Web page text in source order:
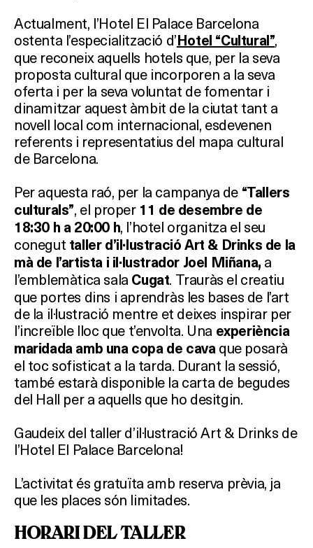
Actualment, l’Hotel El Palace Barcelona
ostenta l’especialització d’Hotel “Cultural”,
que reconeix aquells hotels que, per la seva
proposta cultural que incorporen a la seva
oferta i per la seva voluntat de fomentar i
dinamitzar aquest àmbit de la ciutat tant a
novell local com internacional, esdevenen
referents i representatius del mapa cultural
de Barcelona.
Per aquesta raó, per la campanya de “Tallers
culturals”, el proper 11 de desembre de
18:30 h a 20:00 h, l’hotel organitza el seu
conegut taller d’il·lustració Art & Drinks de la
mà de l’artista i il·lustrador Joel Miñana, a
l’emblemàtica sala Cugat. Trauràs el creatiu
que portes dins i aprendràs les bases de l’art
de la il·lustració mentre et deixes inspirar per
l’increïble lloc que t’envolta. Una experiència
maridada amb una copa de cava que posarà
el toc sofisticat a la tarda. Durant la sessió,
també estarà disponible la carta de begudes
del Hall per a aquells que ho desitgin.
Gaudeix del taller d’il·lustració Art & Drinks de
l’Hotel El Palace Barcelona!
L’activitat és gratuïta amb reserva prèvia, ja
que les places són limitades.
HORARI DEL TALLER